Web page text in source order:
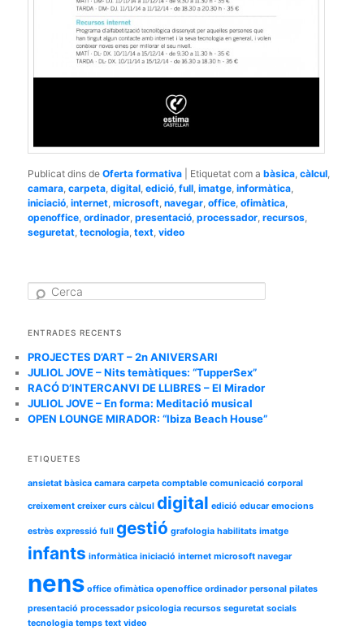
Publicat dins de Oferta formativa Etiquetat com a bàsica,càlcul,
camara,carpeta,digital,edició,full,imatge,informàtica,
iniciació,internet,microsoft,navegar,office,ofimàtica,
openoffice,ordinador,presentació,processador,recursos,
seguretat,tecnologia,text,video
e
c
ENTRADES RECENTS
PROJECTES D’ART – 2n ANIVERSARI
JULIOL JOVE – Nits temàtiques: “TupperSex”
RACÓ D’INTERCANVI DE LLIBRES – El Mirador
JULIOL JOVE – En forma: Meditació musical
OPEN LOUNGE MIRADOR: “Ibiza Beach House”
ETIQUETES
ansietat bàsica camara carpeta comptable comunicació corporal
creixement creixer curs càlcul digital edició educar emocions
estrès expressió full gestió grafologia habilitats imatge
infants informàtica iniciació internet microsoft navegar
nens office ofimàtica openoffice ordinador personal pilates
presentació processador psicologia recursos seguretat socials
tecnologia temps text video